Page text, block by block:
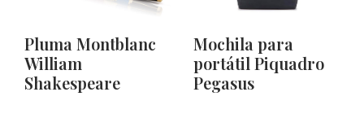
Pluma Montblanc
William
Shakespeare
Mochila para
portátil Piquadro
Pegasus